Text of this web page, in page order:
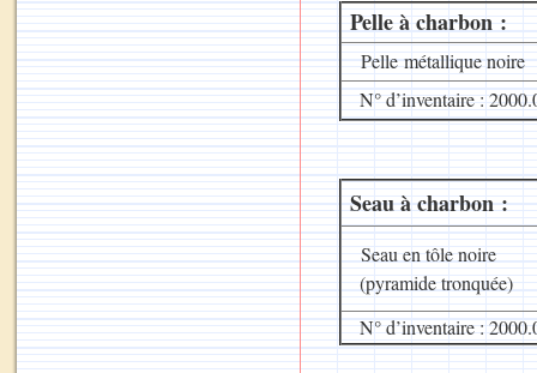
Pelle à charbon :
Pelle métallique noire
N° d’inventaire :
Seau à charbon :
Seau en tôle noire
(pyramide tronquée)
N° d’inventaire :